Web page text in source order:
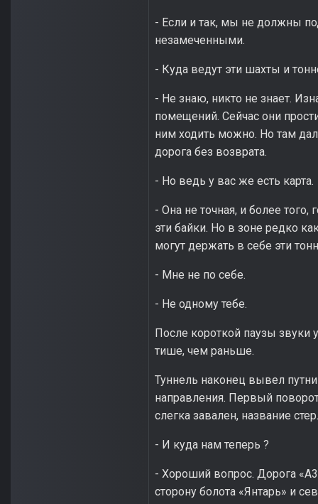
- Если и так, мы не должны
незамеченными.
- Куда ведут эти шахты и
- Не знаю, никто не знает.
помещений. Сейчас они
ним ходить можно. Но там
дорога без возврата.
- Но ведь у вас же есть карта.
- Она не точная, и более
эти байки. Но в зоне редко
могут держать в себе эти
- Мне не по себе.
- Не одному тебе.
После короткой паузы звуки
тише, чем раньше.
Туннель наконец вывел
направления. Первый
слегка завален, название
- И куда нам теперь ?
- Хороший вопрос. Дорога
сторону болота «Янтарь» и